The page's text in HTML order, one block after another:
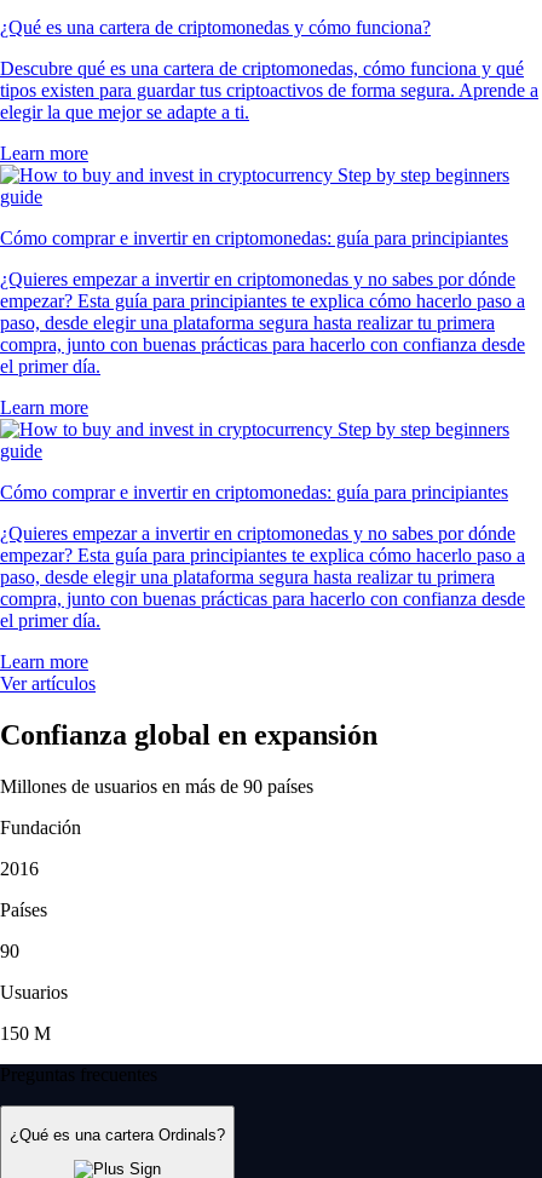
¿Qué es una cartera de criptomonedas y cómo funciona?
Descubre qué es una cartera de criptomonedas, cómo funciona y qué
tipos existen para guardar tus criptoactivos de forma segura. Aprende a
elegir la que mejor se adapte a ti.
Learn more
Cómo comprar e invertir en criptomonedas: guía para principiantes
¿Quieres empezar a invertir en criptomonedas y no sabes por dónde
empezar? Esta guía para principiantes te explica cómo hacerlo paso a
paso, desde elegir una plataforma segura hasta realizar tu primera
compra, junto con buenas prácticas para hacerlo con confianza desde
el primer día.
Learn more
Cómo comprar e invertir en criptomonedas: guía para principiantes
¿Quieres empezar a invertir en criptomonedas y no sabes por dónde
empezar? Esta guía para principiantes te explica cómo hacerlo paso a
paso, desde elegir una plataforma segura hasta realizar tu primera
compra, junto con buenas prácticas para hacerlo con confianza desde
el primer día.
Learn more
Ver artículos
Confianza global en expansión
Millones de usuarios en más de 90 países
Fundación
2016
Países
90
Usuarios
150 M
Preguntas frecuentes
¿Qué es una cartera Ordinals?